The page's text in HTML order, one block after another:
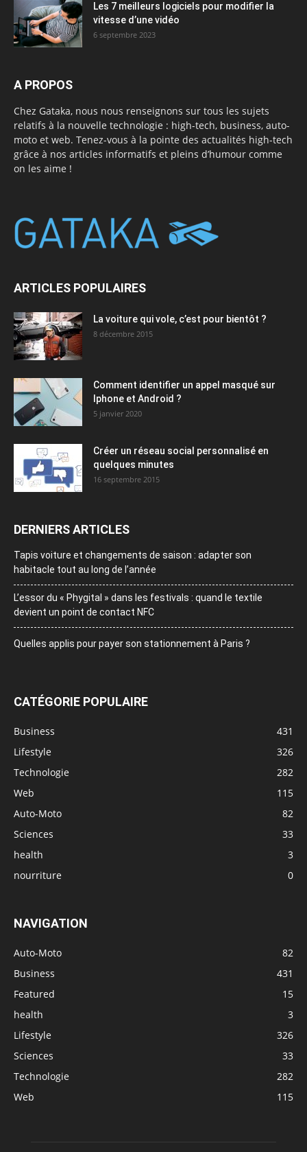
Les 7 meilleurs logiciels pour modifier la
vitesse d’une vidéo
6 septembre 2023
A PROPOS
Chez Gataka, nous nous renseignons sur tous les sujets
relatifs à la nouvelle technologie : high-tech, business, auto-
moto et web. Tenez-vous à la pointe des actualités high-tech
grâce à nos articles informatifs et pleins d’humour comme
on les aime !
ARTICLES POPULAIRES
La voiture qui vole, c’est pour bientôt ?
8 décembre 2015
Comment identifier un appel masqué sur
Iphone et Android ?
5 janvier 2020
Créer un réseau social personnalisé en
quelques minutes
16 septembre 2015
DERNIERS ARTICLES
Tapis voiture et changements de saison : adapter son
habitacle tout au long de l’année
L’essor du « Phygital » dans les festivals : quand le textile
devient un point de contact NFC
Quelles applis pour payer son stationnement à Paris ?
CATÉGORIE POPULAIRE
Business
431
Lifestyle
326
Technologie
282
Web
115
Auto-Moto
82
Sciences
33
health
3
nourriture
0
NAVIGATION
Auto-Moto
82
Business
431
Featured
15
health
3
Lifestyle
326
Sciences
33
Technologie
282
Web
115